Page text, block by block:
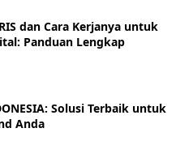
dan Cara Kerjanya untuk
Panduan Lengkap
Solusi Terbaik untuk
Anda